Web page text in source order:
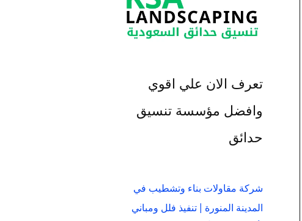
تعرف الان علي اقوي
وافضل مؤسسة تنسيق
حدائق
شركة مقاولات بناء وتشطيب في
المدينة المنورة | تنفيذ فلل ومباني